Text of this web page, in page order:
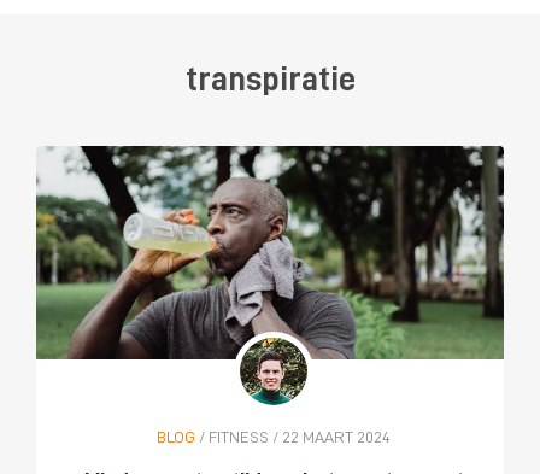
transpiratie
BLOG / FITNESS / 22 MAART 2024